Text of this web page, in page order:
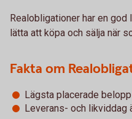
Realobligationer har en
lätta att köpa och sälja när
Fakta om
Lägsta placerade
Leverans- och likviddag